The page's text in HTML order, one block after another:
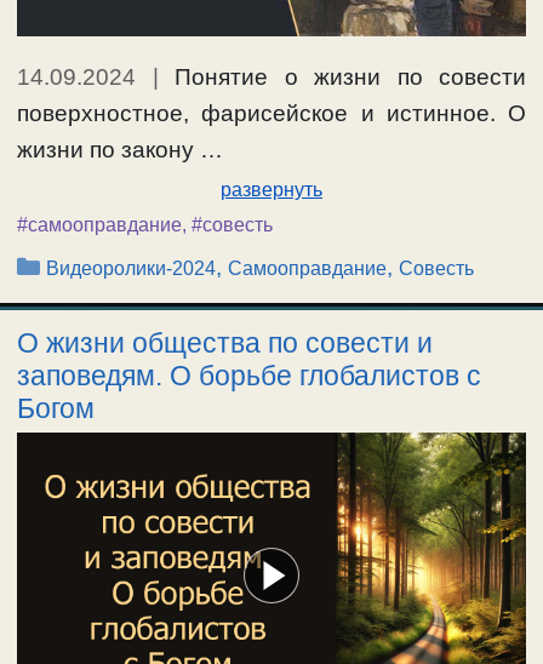
14.09.2024 | Понятие о жизни по совести
поверхностное, фарисейское и истинное. О
жизни по закону …
развернуть
#самооправдание, #совесть
Рубрики
Видеоролики-2024,Самооправдание,Совесть
О жизни общества по совести и
заповедям. О борьбе глобалистов с
Богом